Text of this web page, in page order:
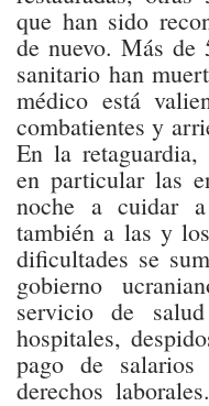
que han sido
de nuevo. Más de
sanitario han
médico está
combatientes y
En la
en particular las
noche a cuidar
también a las y
dificultades se
gobierno
servicio de
hospitales,
pago de
derechos